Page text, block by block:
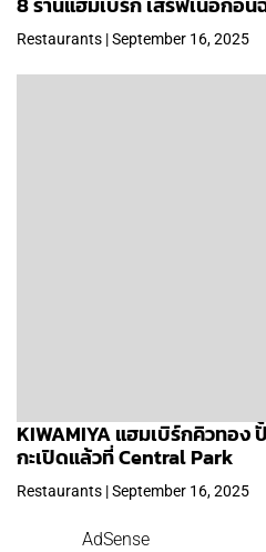
Restaurants | September 16, 2025
KIWAMIYA แฮมเบิร์กคิวทอ
กะเปิดแล้วที่ Central Park
Restaurants | September 16, 2025
AdSense